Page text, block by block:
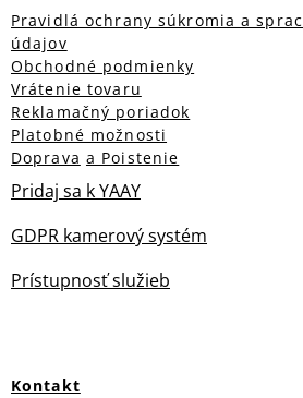
Pravidlá ochrany súkromia a
údajov
Obchodné podmienky
Vrátenie tovaru
Reklamačný poriadok
Platobné možnosti
Doprava a Poistenie
Pridaj sa k YAAY
GDPR kamerový systém
Prístupnosť služieb
Kontakt